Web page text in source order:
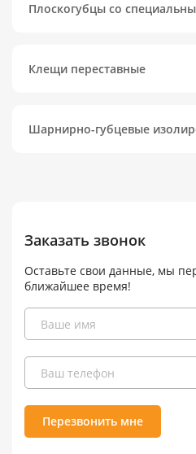
Плоскогубцы со
Клещи переставные
Шарнирно-губцевые
Заказать звонок
Оставьте свои данные, мы
ближайшее время!
Перезвонить мне